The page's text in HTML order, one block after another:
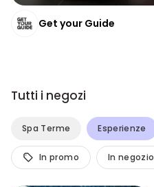
Get your Guide
Tutti i negozi
Spa Terme Esperienze
In promo In negozio